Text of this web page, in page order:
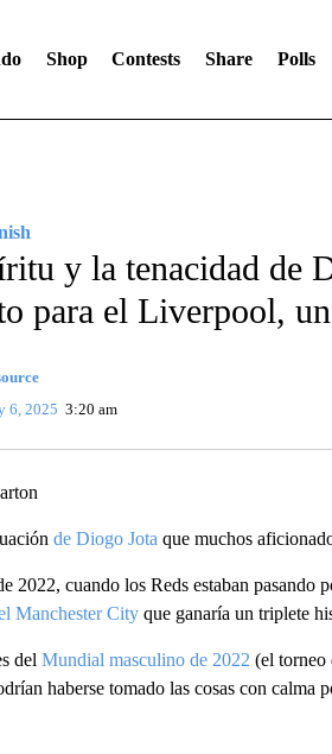
Shop Contests Share Polls
y la tenacidad de
para el Liverpool,
6, 2025 3:20 am
de Diogo Jota que muchos
2022, cuando los Reds estaban pasando
Manchester Cityque ganaría un triplete
del Mundial masculino de 2022 (el torneo
haberse tomado las cosas con calma